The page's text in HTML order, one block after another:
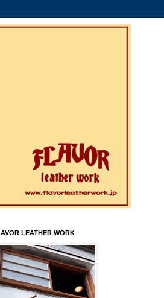
LEATHER WORK